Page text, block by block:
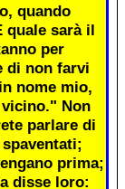
quando
quale sarà il
per
di non farvi
nome mio,
Non
parlare di
prima;
disse loro: